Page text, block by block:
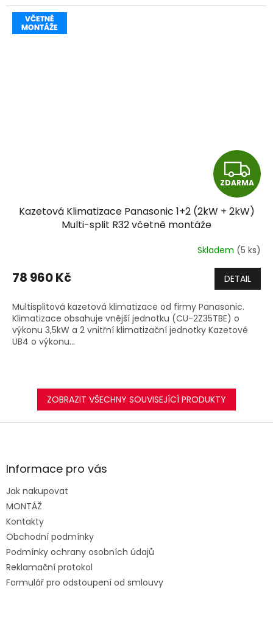
Z
D
A
R
M
A
ZDARMA
Kazetová Klimatizace Panasonic 1+2 (2kW + 2kW)
Multi-split R32 včetně montáže
Skladem (5 ks)
78 960 Kč DETAIL
Multisplitová kazetová klimatizace od firmy Panasonic.
Klimatizace obsahuje vnější jednotku (CU-2Z35TBE) o
výkonu 3,5kW a 2 vnitřní klimatizační jednotky Kazetové
UB4 o výkonu...
ZOBRAZIT VŠECHNY SOUVISEJÍCÍ PRODUKTY
Z
aInformace pro vás
Jak nakupovat
MONTÁŽ
Kontakty
Obchodní podmínky
Podmínky ochrany osobních údajů
Reklamační protokol
Formulář pro odstoupení od smlouvy